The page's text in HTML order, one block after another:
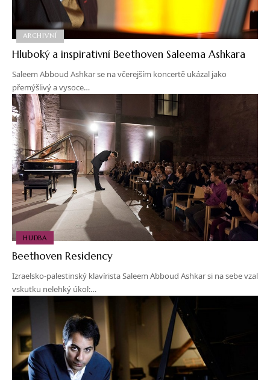
ARCHIVNÍ
Hluboký a inspirativní Beethoven Saleema Ashkara
Saleem Abboud Ashkar se na včerejším koncertě ukázal jako
přemýšlivý a vysoce…
HUDBA
Beethoven Residency
Izraelsko-palestinský klavírista Saleem Abboud Ashkar si na sebe vzal
vskutku nelehký úkol:…